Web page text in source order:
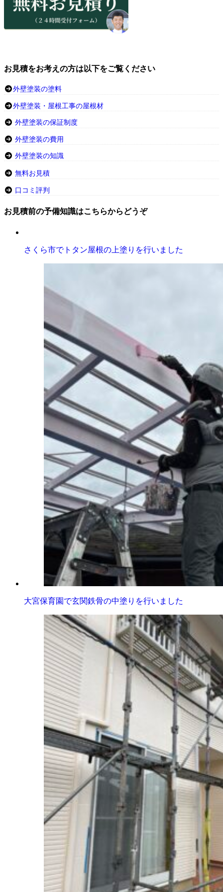
お見積をお考えの方は以下をご覧ください
外壁塗装の塗料
外壁塗装・屋根工事の屋根材
外壁塗装の保証制度
外壁塗装の費用
外壁塗装の知識
無料お見積
口コミ評判
お見積前の予備知識はこちらからどうぞ
さくら市でトタン屋根の上塗りを行いました
大宮保育園で玄関鉄骨の中塗りを行いました